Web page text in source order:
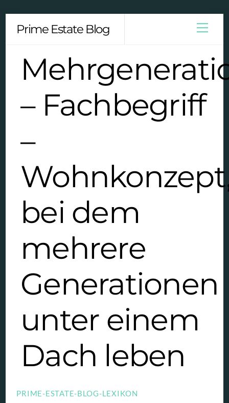
Prime Estate Blog
– Fachbegriff
–
bei dem
mehrere
Generationen
unter einem
Dach leben
PRIME-ESTATE-BLOG-LEXIKON